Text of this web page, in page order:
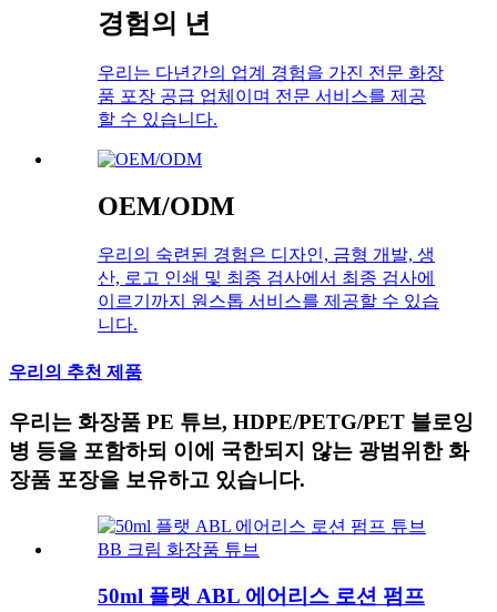
경험의 년
우리는 다년간의 업계 경험을 가진 전문 화장
품 포장 공급 업체이며 전문 서비스를 제공
할 수 있습니다.
OEM/ODM
우리의 숙련된 경험은 디자인, 금형 개발, 생
산, 로고 인쇄 및 최종 검사에서 최종 검사에
이르기까지 원스톱 서비스를 제공할 수 있습
니다.
우리의 추천 제품
우리는 화장품 PE 튜브, HDPE/PETG/PET 블로잉
병 등을 포함하되 이에 국한되지 않는 광범위한 화
장품 포장을 보유하고 있습니다.
50ml 플랫 ABL 에어리스 로션 펌프